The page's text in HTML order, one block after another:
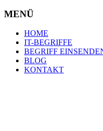
MENÜ
HOME
IT-BEGRIFFE
BEGRIFF
BLOG
KONTAKT